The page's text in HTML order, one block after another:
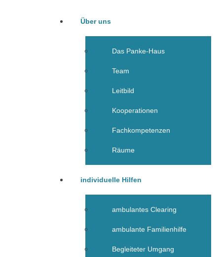
Über uns
Das Panke-Haus
Team
Leitbild
Kooperationen
Fachkompetenzen
Räume
individuelle Hilfen
ambulantes Clearing
ambulante Familienhilfe
Begleiteter Umgang